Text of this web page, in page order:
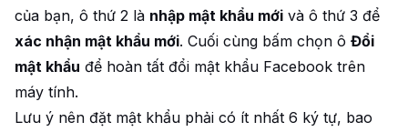
của bạn, ô thứ 2 là nhập mật khẩu mới và ô thứ 3 để
xác nhận mật khẩu mới. Cuối cùng bấm chọn ô Đổi
mật khẩu để hoàn tất đổi mật khẩu Facebook trên
máy tính.
Lưu ý nên đặt mật khẩu phải có ít nhất 6 ký tự, bao